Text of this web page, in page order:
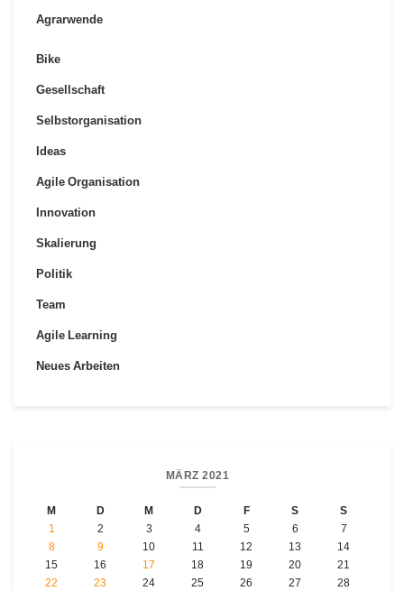
Agrarwende
Bike
Gesellschaft
Selbstorganisation
Ideas
Agile Organisation
Innovation
Skalierung
Politik
Team
Agile Learning
Neues Arbeiten
MÄRZ 2021
M D M D F S S
1 2 3 4 5 6
7
8
9 10 11 12 13
14
15
16 17 18 19 20
21
22
23 24 25 26 27
28